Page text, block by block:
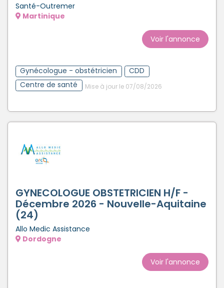
Santé-Outremer
Martinique
Voir l'annonce
Gynécologue - obstétricien
CDD
Centre de santé
Mise à jour le 07/08/2026
GYNECOLOGUE OBSTETRICIEN H/F -
Décembre 2026 - Nouvelle-Aquitaine
(24)
Allo Medic Assistance
Dordogne
Voir l'annonce